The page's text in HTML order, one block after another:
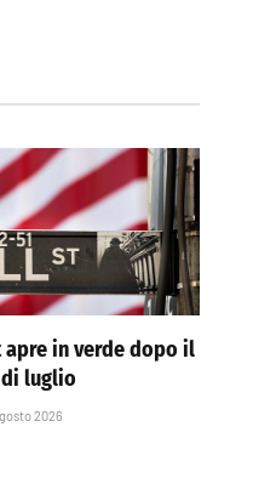
apre in verde dopo il
luglio
2026